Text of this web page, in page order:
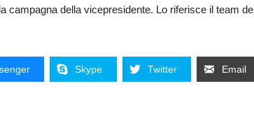
campagna della vicepresidente. Lo riferisce il team
Skype Twitter Email